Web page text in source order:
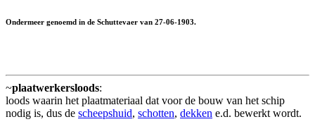
Ondermeer genoemd in de Schuttevaer van 27-06-1903.
~plaatwerkersloods:
loods waarin het plaatmateriaal dat voor de bouw van het schip
nodig is, dus de scheepshuid, schotten, dekken e.d. bewerkt wordt.